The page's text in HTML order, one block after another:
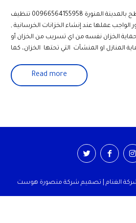
شركة عزل خزانات وأسطح بالمدينة المنورة 00966564155958 تنظيف
الواجب عملها عند إنشاء الخزانات الخرسانية ,
الخزان نفسه من اي تسريب من الخزان أو
Read more
الغنام | تصميم شركة منصورة هوست